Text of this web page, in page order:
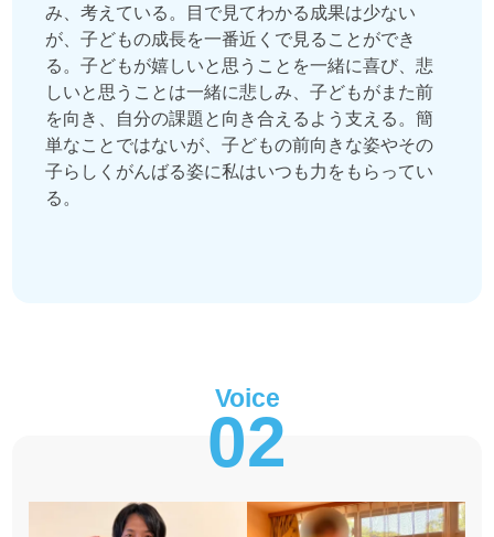
み、考えている。目で見てわかる成果は少ない
が、子どもの成長を一番近くで見ることができ
る。子どもが嬉しいと思うことを一緒に喜び、悲
しいと思うことは一緒に悲しみ、子どもがまた前
を向き、自分の課題と向き合えるよう支える。簡
単なことではないが、子どもの前向きな姿やその
子らしくがんばる姿に私はいつも力をもらってい
る。
Voice
02